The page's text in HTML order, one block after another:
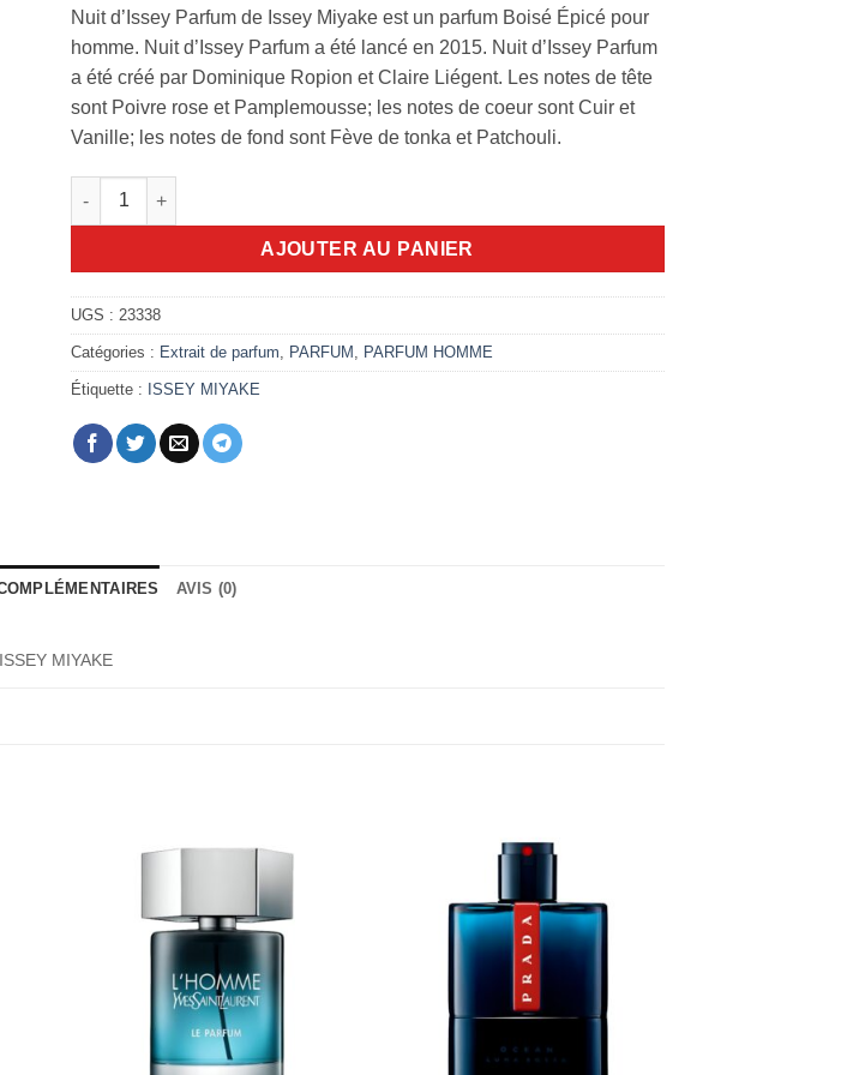
Nuit d’Issey Parfum de Issey Miyake est un parfum Boisé Épicé pour
homme. Nuit d’Issey Parfum a été lancé en 2015. Nuit d’Issey Parfum
a été créé par Dominique Ropion et Claire Liégent. Les notes de tête
sont Poivre rose et Pamplemousse; les notes de coeur sont Cuir et
Vanille; les notes de fond sont Fève de tonka et Patchouli.
quantité de Nuit d’Issey Parfum 125ml
AJOUTER AU PANIER
UGS : 23338
Catégories : Extrait de parfum, PARFUM , PARFUM HOMME
Étiquette : ISSEY MIYAKE
AVIS (0)
ISSEY MIYAKE